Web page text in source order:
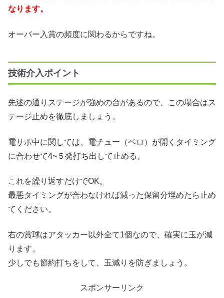
なります。
オーバー入賞の頻度に関わるからですね。
技術介入ポイント
先述の通りステージが強めの台があるので、この場合はス
テージ止めを徹底しましょう。
電サポ中に関しては、電チュー（ベロ）が開くタイミング
に合わせて4~５発打ち出して止める。
これを繰り返すだけでOK。
最悪タイミングが合わなければ減った保留分埋めたら止め
てください。
右の賞球はアタッカー以外全て1個なので、確実に玉が減
ります。
少しでも節約打ちをして、玉減りを防ぎましょう。
スポンサーリンク